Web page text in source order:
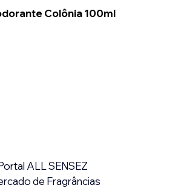
Colônia 100ml
ALL SENSEZ
de Fragrâncias